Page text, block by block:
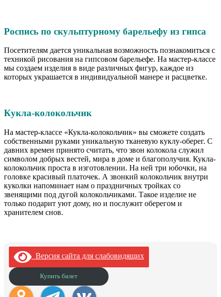
Роспись по скульптурному барельефу из гипса
Посетителям дается уникальная возможность познакомиться с
техникой рисования на гипсовом барельефе. На мастер-классе
мы создаем изделия в виде различных фигур, каждое из
которых украшается в индивидуальной манере и расцветке.
Кукла-колокольчик
На мастер-классе «Кукла-колокольчик» вы сможете создать
собственными руками уникальную тканевую куклу-оберег. С
давних времен принято считать, что звон колокола служил
символом добрых вестей, мира в доме и благополучия. Кукла-
колокольчик проста в изготовлении. На ней три юбочки, на
головке красивый платочек. А звонкий колокольчик внутри
куколки напоминает нам о праздничных тройках со
звенящими под дугой колокольчиками. Такое изделие не
только подарит уют дому, но и послужит оберегом и
хранителем снов.
Версия сайта для слабовидящих
Купить билет